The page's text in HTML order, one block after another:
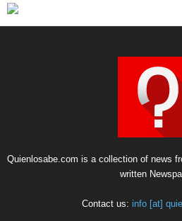
Quienlosabe.com is a collection of news
written
Contact us: info [at]